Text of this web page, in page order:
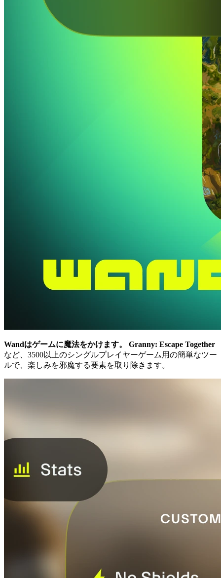
Wandはゲームに魔法をかけます。
Granny: Escape Together
など、3500以上のシングルプレイヤーゲーム用の簡単なツー
ルで、楽しみを邪魔する要素を取り除きます。